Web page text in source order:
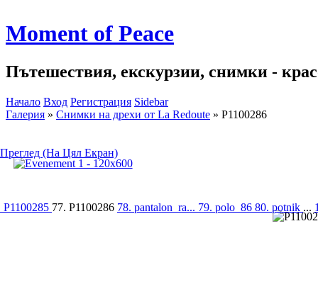
Moment of Peace
Пътешествия, екскурзии, снимки -
Начало Вход Регистрация Sidebar
Галерия » Снимки на дрехи от La Redoute » P1100286
Преглед (На Цял Екран)
P1100285 77. P1100286 78. pantalon_ra... 79. polo_86 80. potnik ...